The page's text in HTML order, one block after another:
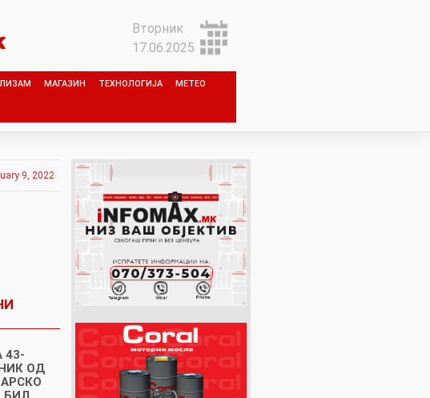
Вторник
17.06.2025
МАГАЗИН ТЕХНОЛОГИЈА МЕТЕО
9, 2022
43-
ОД